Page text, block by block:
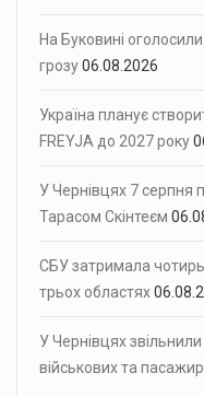
На Буковині
грозу06.08.2026
Україна планує
FREYJA до 2027 року
У Чернівцях 7 серпня
Тарасом Скінтеєм
СБУ затримала
трьох областях
У Чернівцях
військових та